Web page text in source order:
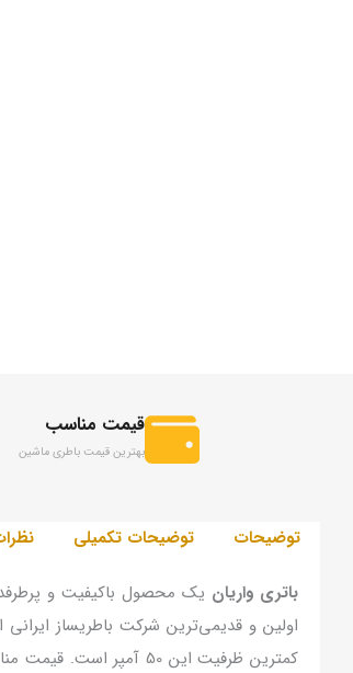
قیمت مناسب
بهترین قیمت باطری ماشین
توضیحات توضیحات تکمیلی
باتری واریان یک محصول باکیفیت و
اولین و قدیمی‌ترین شرکت باطریساز ایرانی
کمترین ظرفیت این 50 آمپر است. قیمت مناسب، کارایی بالا و اعتماد به شرکت تولید کننده آن، باتری واریان را جز محصولات محبوب حوزه باتری ماشین قرار داده است.